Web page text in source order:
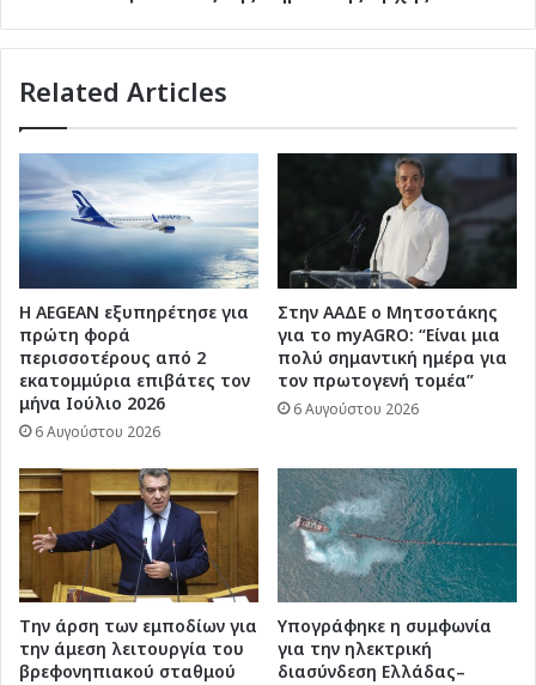
Αρχής.
Related Articles
Η AEGEAN εξυπηρέτησε για
πρώτη φορά
περισσοτέρους από 2
εκατομμύρια επιβάτες τον
μήνα Ιούλιο 2026
6 Αυγούστου 2026
Στην ΑΑΔΕ ο Μητσοτάκης
για το myAGRO: “Είναι μια
πολύ σημαντική ημέρα για
τον πρωτογενή τομέα”
6 Αυγούστου 2026
Την άρση των εμποδίων για
την άμεση λειτουργία του
βρεφονηπιακού σταθμού
Υπογράφηκε η συμφωνία
για την ηλεκτρική
διασύνδεση Ελλάδας–